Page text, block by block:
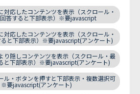
対応したコンテンツを表示（スクロール・
答すると下部表示）※要javascript
対応したコンテンツを表示（スクロール・
と下部表示）※要javascript(アンケート)
り隠しコンテンツを表示（スクロール・最
と下部表示）※要javascript(アンケート)
ル・ボタンを押すと下部表示・複数選択可
要javascript(アンケート)